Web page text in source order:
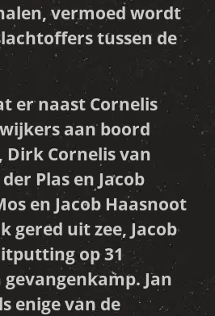
vermoed wordt
tussen de
er naast Cornelis
aan boord
Dirk Cornelis van
Plas en Jacob
en Jacob Haasnoot
gered uit zee, Jacob
op 31
Jan
enige van de